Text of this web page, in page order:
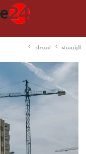
الرئيسية اقتصاد